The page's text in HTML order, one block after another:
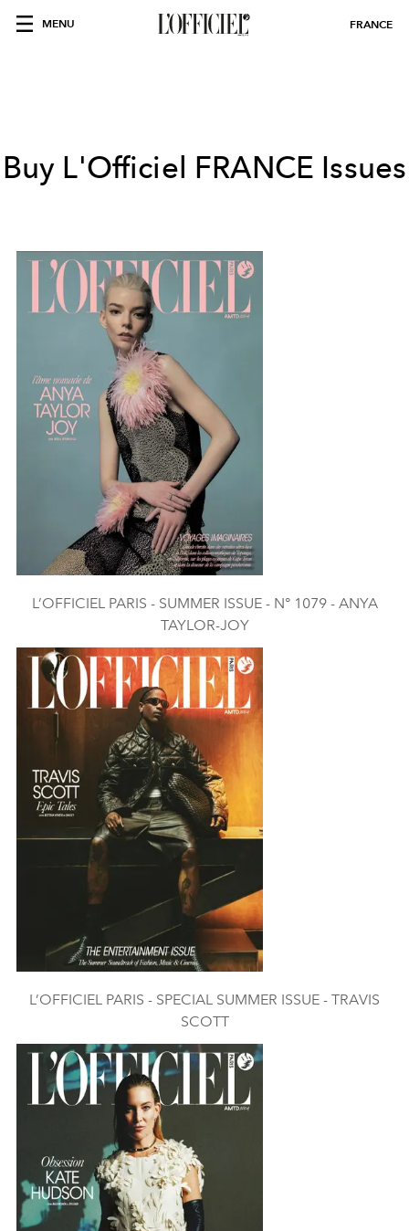
MENU FRANCE
Buy L'Officiel FRANCE Issues
L’OFFICIEL PARIS - SUMMER ISSUE - N° 1079 - ANYA
TAYLOR-JOY
L’OFFICIEL PARIS - SPECIAL SUMMER ISSUE - TRAVIS
SCOTT